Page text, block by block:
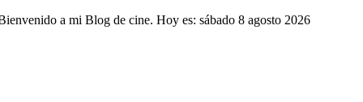
Saltar
a mi Blog de cine. Hoy es: sábado 8 agosto 2026